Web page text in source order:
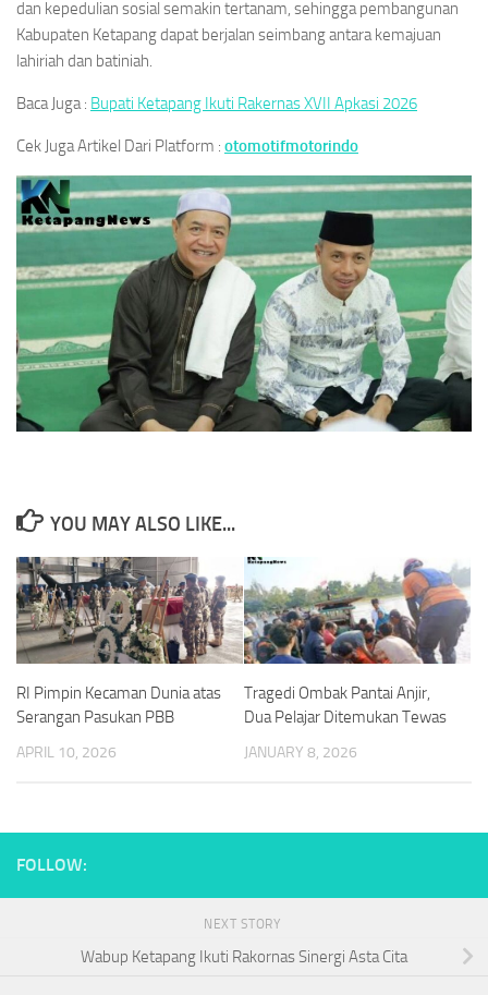
dan kepedulian sosial semakin tertanam, sehingga pembangunan
Kabupaten Ketapang dapat berjalan seimbang antara kemajuan
lahiriah dan batiniah.
Baca Juga : Bupati Ketapang Ikuti Rakernas XVII Apkasi 2026
Cek Juga Artikel Dari Platform : otomotifmotorindo
YOU MAY ALSO LIKE...
RI Pimpin Kecaman Dunia atas
Serangan Pasukan PBB
APRIL 10, 2026
Tragedi Ombak Pantai Anjir,
Dua Pelajar Ditemukan Tewas
JANUARY 8, 2026
FOLLOW:
NEXT STORY
Wabup Ketapang Ikuti Rakornas Sinergi Asta Cita